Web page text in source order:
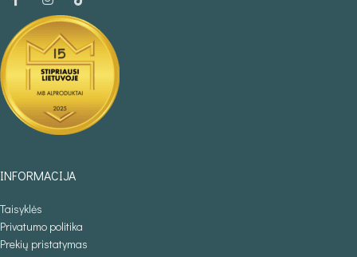
INFORMACIJA
Taisyklės
Privatumo politika
Prekių pristatymas